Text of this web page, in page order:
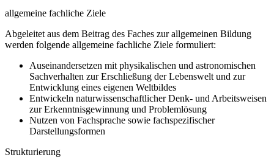
allgemeine fachliche Ziele
Abgeleitet aus dem Beitrag des Faches zur allgemeinen Bildung
werden folgende allgemeine fachliche Ziele formuliert:
Auseinandersetzen mit physikalischen und astronomischen
Sachverhalten zur Erschließung der Lebenswelt und zur
Entwicklung eines eigenen Weltbildes
Entwickeln naturwissenschaftlicher Denk- und Arbeitsweisen
zur Erkenntnisgewinnung und Problemlösung
Nutzen von Fachsprache sowie fachspezifischer
Darstellungsformen
Strukturierung